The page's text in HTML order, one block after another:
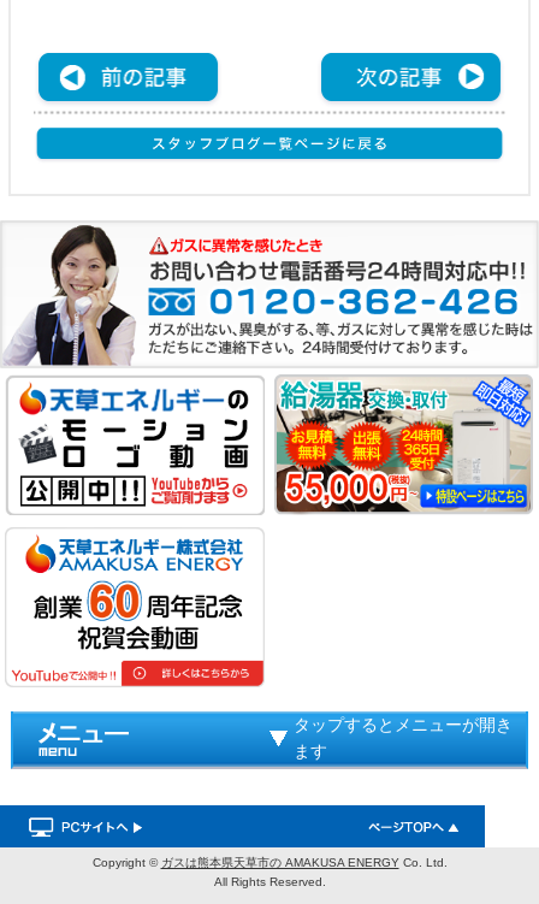
タップするとメニューが開き
ます
Copyright © ガスは熊本県天草市の AMAKUSA ENERGYCo. Ltd.
All Rights Reserved.